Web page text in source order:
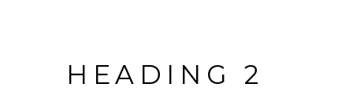
HEADING 2